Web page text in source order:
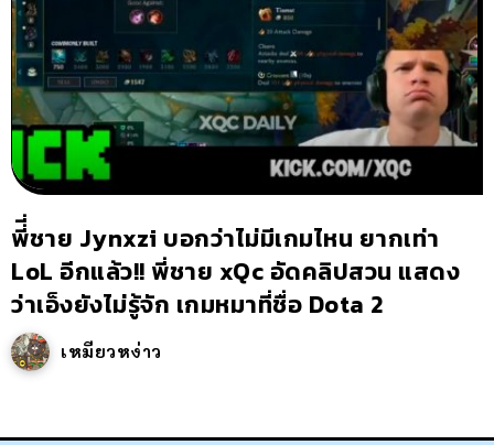
พี่ี่ชาย Jynxzi บอกว่าไม่มีเกมไหน ยากเท่า
LoL อีกแล้ว!! พี่ชาย xQc อัดคลิปสวน แสดง
ว่าเอ็งยังไม่รู้จัก เกมหมาที่ชื่อ Dota 2
เหมียวหง่าว